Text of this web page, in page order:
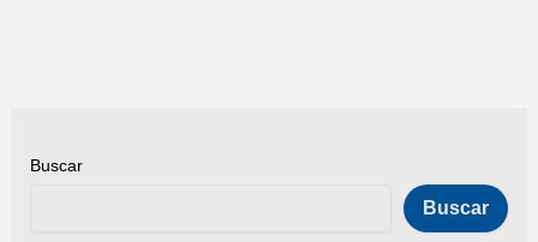
Buscar
Buscar